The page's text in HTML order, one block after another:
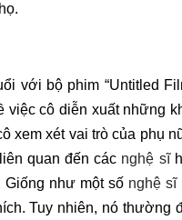
với bộ phim “Untitled
việc cô diễn xuất những
xem xét vai trò của phụ
quan đến các nghệ sĩ
như một số nghệ sĩ
Tuy nhiên, nó thường